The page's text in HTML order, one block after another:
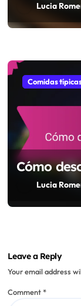
Lucia
Comidas
Cómo
Lucia
Leave a Reply
Your email address
Comment*